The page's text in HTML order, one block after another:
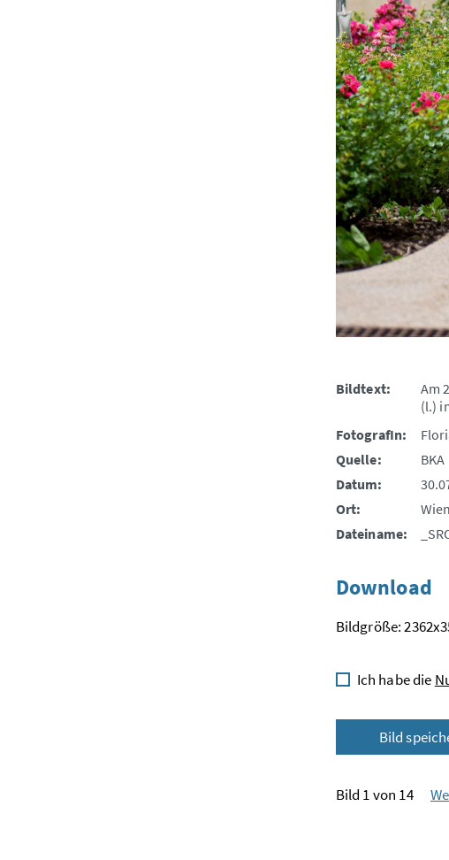
Bildtext:
Am
(l.)
FotografIn:
Quelle:
BKA
Datum:
Ort:
Wien
Dateiname:
Download
Bildgröße:
Ich habe die
Bild
Bild 1 von 14